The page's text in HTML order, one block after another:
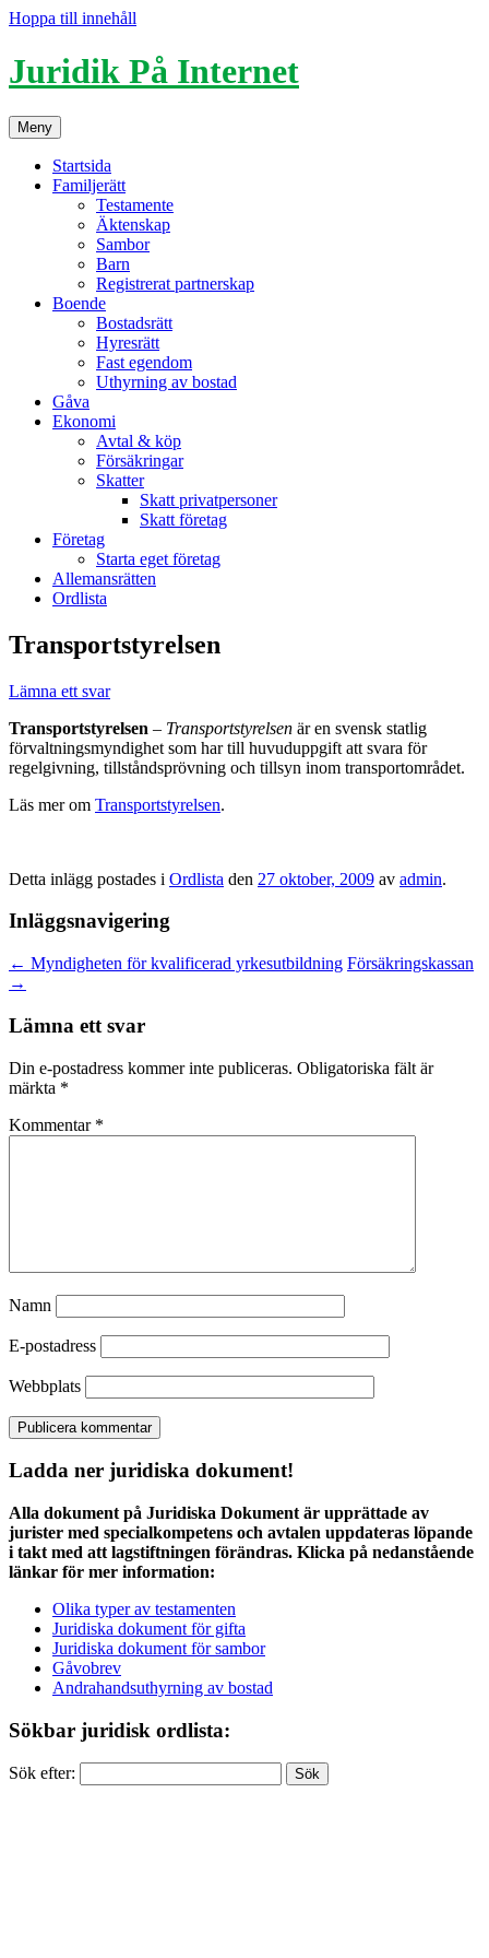
Hoppa till innehåll
Juridik På Internet
Meny
Startsida
Familjerätt
Testamente
Äktenskap
Sambor
Barn
Registrerat partnerskap
Boende
Bostadsrätt
Hyresrätt
Fast egendom
Uthyrning av bostad
Gåva
Ekonomi
Avtal & köp
Försäkringar
Skatter
Skatt privatpersoner
Skatt företag
Företag
Starta eget företag
Allemansrätten
Ordlista
Transportstyrelsen
Lämna ett svar
Transportstyrelsen – Transportstyrelsen är en svensk statlig
förvaltningsmyndighet som har till huvuduppgift att svara för
regelgivning, tillståndsprövning och tillsyn inom transportområdet.
Läs mer om Transportstyrelsen.
Detta inlägg postades i Ordlista den 27 oktober, 2009 av admin.
Inläggsnavigering
← Myndigheten för kvalificerad yrkesutbildning Försäkringskassan
→
Lämna ett svar
Din e-postadress kommer inte publiceras. Obligatoriska fält är
märkta *
Kommentar *
Namn
E-postadress
Webbplats
Ladda ner juridiska dokument!
Alla dokument på Juridiska Dokument är upprättade av
jurister med specialkompetens och avtalen uppdateras löpande
i takt med att lagstiftningen förändras. Klicka på nedanstående
länkar för mer information:
Olika typer av testamenten
Juridiska dokument för gifta
Juridiska dokument för sambor
Gåvobrev
Andrahandsuthyrning av bostad
Sökbar juridisk ordlista:
Sök efter: